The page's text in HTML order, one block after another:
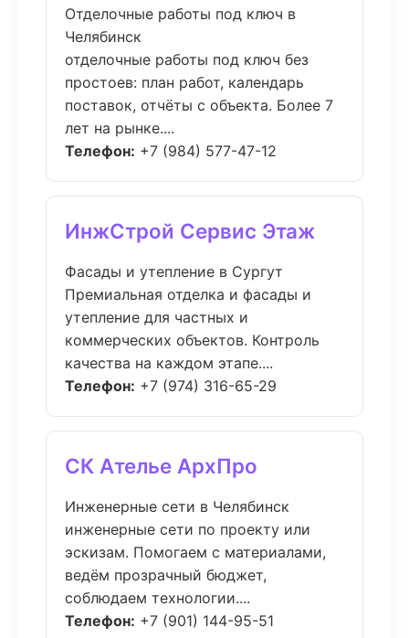
Отделочные работы под ключ в
Челябинск
отделочные работы под ключ без
простоев: план работ, календарь
поставок, отчёты с объекта. Более 7
лет на рынке....
Телефон: +7 (984) 577-47-12
ИнжСтрой Сервис Этаж
Фасады и утепление в Сургут
Премиальная отделка и фасады и
утепление для частных и
коммерческих объектов. Контроль
качества на каждом этапе....
Телефон: +7 (974) 316-65-29
СК Ателье АрхПро
Инженерные сети в Челябинск
инженерные сети по проекту или
эскизам. Помогаем с материалами,
ведём прозрачный бюджет,
соблюдаем технологии....
Телефон: +7 (901) 144-95-51